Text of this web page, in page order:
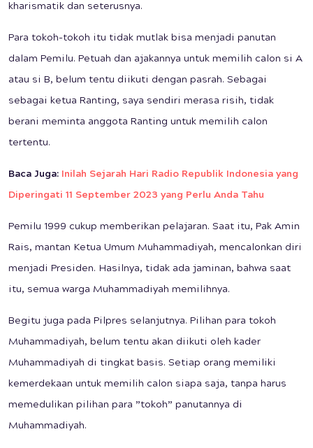
kharismatik dan seterusnya.
Para tokoh-tokoh itu tidak mutlak bisa menjadi panutan
dalam Pemilu. Petuah dan ajakannya untuk memilih calon si A
atau si B, belum tentu diikuti dengan pasrah. Sebagai
sebagai ketua Ranting, saya sendiri merasa risih, tidak
berani meminta anggota Ranting untuk memilih calon
tertentu.
Baca Juga: Inilah Sejarah Hari Radio Republik Indonesia yang
Diperingati 11 September 2023 yang Perlu Anda Tahu
Pemilu 1999 cukup memberikan pelajaran. Saat itu, Pak Amin
Rais, mantan Ketua Umum Muhammadiyah, mencalonkan diri
menjadi Presiden. Hasilnya, tidak ada jaminan, bahwa saat
itu, semua warga Muhammadiyah memilihnya.
Begitu juga pada Pilpres selanjutnya. Pilihan para tokoh
Muhammadiyah, belum tentu akan diikuti oleh kader
Muhammadiyah di tingkat basis. Setiap orang memiliki
kemerdekaan untuk memilih calon siapa saja, tanpa harus
memedulikan pilihan para ”tokoh” panutannya di
Muhammadiyah.